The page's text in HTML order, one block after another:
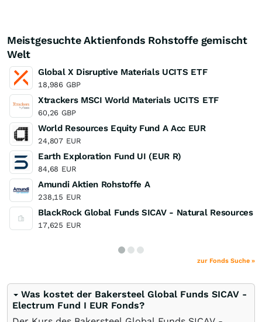
Meistgesuchte Aktienfonds Rohstoffe gemischt
Welt
Global X Disruptive Materials UCITS ETF
18,986 GBP
Xtrackers MSCI World Materials UCITS ETF
60,26 GBP
World Resources Equity Fund A Acc EUR
24,807 EUR
Earth Exploration Fund UI (EUR R)
84,68 EUR
Amundi Aktien Rohstoffe A
238,15 EUR
BlackRock Global Funds SICAV - Natural Resources
17,625 EUR
zur Fonds Suche »
Was kostet der Bakersteel Global Funds SICAV -
Electrum Fund I EUR Fonds?